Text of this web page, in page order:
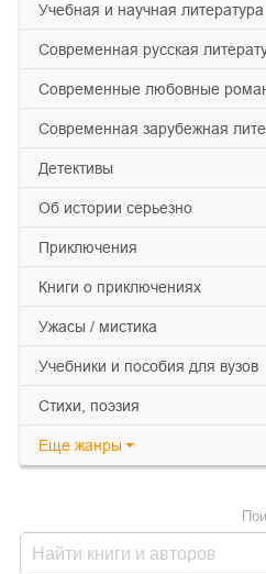
учебная и научная литература
современная русская
современные любовные
современная зарубежная
детективы
об истории серьезно
приключения
книги о приключениях
ужасы / мистика
учебники и пособия для вузов
cтихи, поэзия
Еще жанры